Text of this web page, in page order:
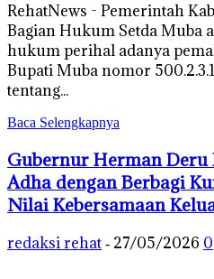
RehatNews - Pemerintah
Bagian Hukum Setda Muba
hukum perihal adanya
Bupati Muba nomor
tentang...
Baca Selengkapnya
Gubernur Herman
Adha dengan Berbagi
Nilai Kebersamaan
redaksi rehat - 27/05/2026 0